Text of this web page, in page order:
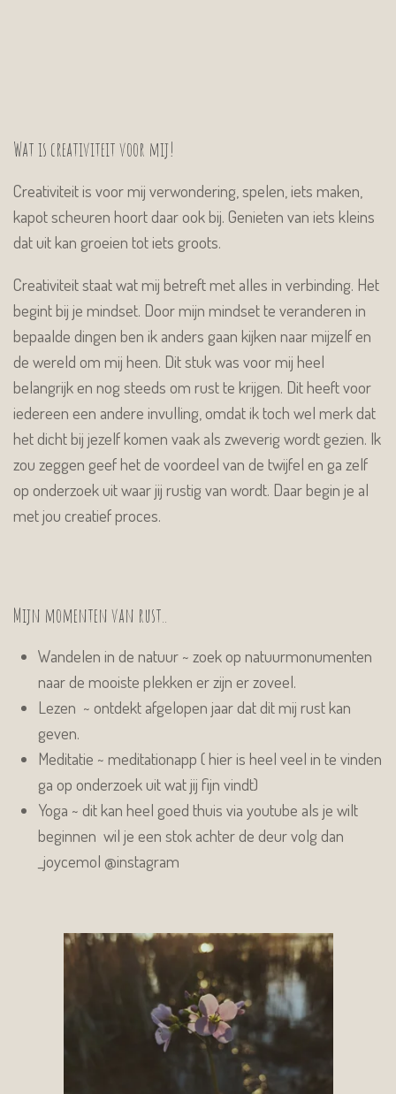
Wat is creativiteit voor mij!
Creativiteit is voor mij verwondering, spelen, iets maken,
kapot scheuren hoort daar ook bij. Genieten van iets kleins
dat uit kan groeien tot iets groots.
Creativiteit staat wat mij betreft met alles in verbinding. Het
begint bij je mindset. Door mijn mindset te veranderen in
bepaalde dingen ben ik anders gaan kijken naar mijzelf en
de wereld om mij heen. Dit stuk was voor mij heel
belangrijk en nog steeds om rust te krijgen. Dit heeft voor
iedereen een andere invulling, omdat ik toch wel merk dat
het dicht bij jezelf komen vaak als zweverig wordt gezien. Ik
zou zeggen geef het de voordeel van de twijfel en ga zelf
op onderzoek uit waar jij rustig van wordt. Daar begin je al
met jou creatief proces.
Mijn momenten van rust..
Wandelen in de natuur ~ zoek op natuurmonumenten
naar de mooiste plekken er zijn er zoveel.
Lezen ~ ontdekt afgelopen jaar dat dit mij rust kan
geven.
Meditatie ~ meditationapp ( hier is heel veel in te vinden
ga op onderzoek uit wat jij fijn vindt)
Yoga ~ dit kan heel goed thuis via youtube als je wilt
beginnen wil je een stok achter de deur volg dan
_joycemol @instagram